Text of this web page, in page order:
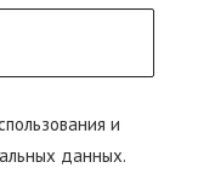
и
данных.